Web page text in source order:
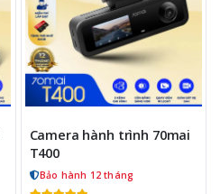
Camera hành trình 70mai
T400
Bảo hành 12 tháng